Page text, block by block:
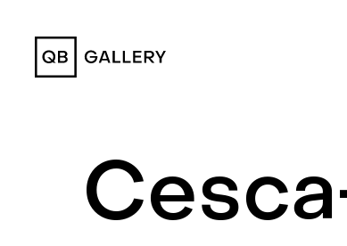
QB Gallery